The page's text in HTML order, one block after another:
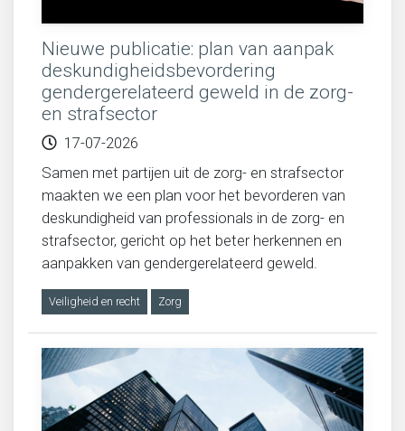
Nieuwe publicatie: plan van aanpak
deskundigheidsbevordering
gendergerelateerd geweld in de zorg-
en strafsector
17-07-2026
Samen met partijen uit de zorg- en strafsector
maakten we een plan voor het bevorderen van
deskundigheid van professionals in de zorg- en
strafsector, gericht op het beter herkennen en
aanpakken van gendergerelateerd geweld.
Veiligheid en recht Zorg